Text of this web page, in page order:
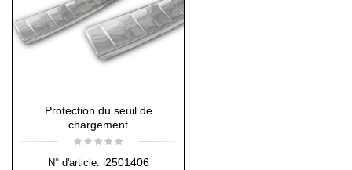
Protection du seuil de
chargement
N° d'article: i2501406